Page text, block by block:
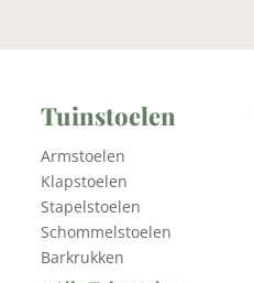
Tuinstoelen
Armstoelen
Klapstoelen
Stapelstoelen
Schommelstoelen
Barkrukken